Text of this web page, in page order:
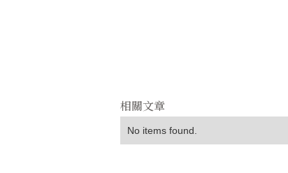
相關文章
No items found.